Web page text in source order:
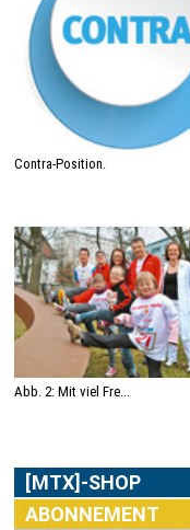
Contra-Position.
Abb. 2: Mit viel Fre...
[MTX]-SHOP
ABONNEMENT